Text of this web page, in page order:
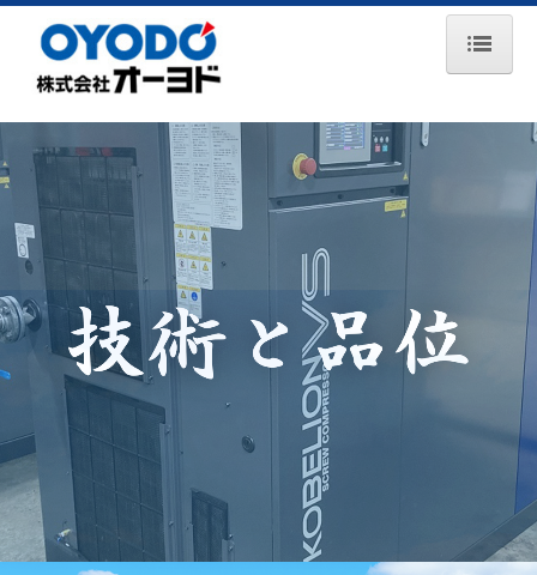
お知らせ
会社案内
主要取引先
事業紹介
コンプレッサ事業
エンジン事業
鉄道保守車両事業
採用情報